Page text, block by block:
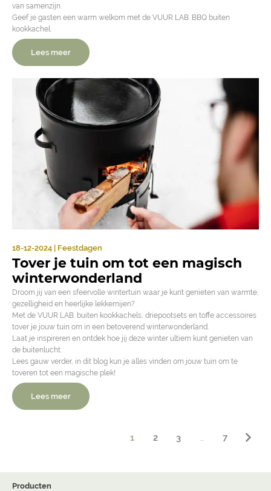
van samenzijn.
Geef je gasten een warm welkom met de VUUR LAB. BBQ buiten
kookkachel.
Lees meer
18-12-2024 | Feestdagen
Tover je tuin om tot een magisch
winterwonderland
Droom jij van een sfeervolle wintertuin waar je kunt genieten van warmte,
gezelligheid en heerlijke lekkernijen?
Met de VUUR LAB. buiten kookkachels, driepootsets en toffe accessoires
tover je jouw tuin om in een betoverend winterwonderland.
Laat je inspireren en ontdek hoe jij deze winter ultiem kunt genieten van
de buitenlucht.
Lees gauw verder, in dit blog kun je alles vinden om jouw tuin om te
toveren tot een magische plek!
Lees meer
1 2 3 .. 7
Producten